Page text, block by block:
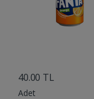
40.00 TL
Adet